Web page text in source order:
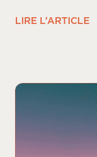
LIRE L’ARTICLE